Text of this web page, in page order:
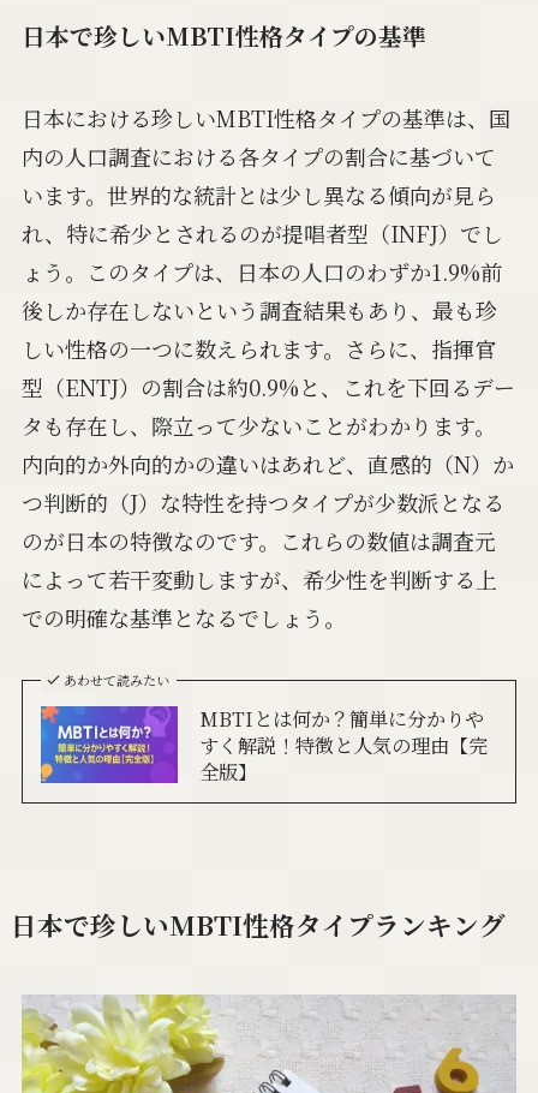
日本で珍しいMBTI性格タイプの基準
日本における珍しいMBTI性格タイプの基準は、国
内の人口調査における各タイプの割合に基づいて
います。世界的な統計とは少し異なる傾向が見ら
れ、特に希少とされるのが提唱者型（INFJ）でし
ょう。このタイプは、日本の人口のわずか1.9%前
後しか存在しないという調査結果もあり、最も珍
しい性格の一つに数えられます。さらに、指揮官
型（ENTJ）の割合は約0.9%と、これを下回るデー
タも存在し、際立って少ないことがわかります。
内向的か外向的かの違いはあれど、直感的（N）か
つ判断的（J）な特性を持つタイプが少数派となる
のが日本の特徴なのです。これらの数値は調査元
によって若干変動しますが、希少性を判断する上
での明確な基準となるでしょう。
あわせて読みたい
MBTIとは何か？簡単に分かりや
すく解説！特徴と人気の理由【完
全版】
日本で珍しいMBTI性格タイプランキング